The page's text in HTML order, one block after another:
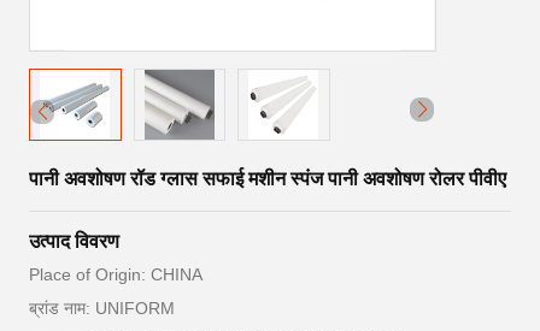
पानी अवशोषण रॉड ग्लास सफाई मशीन स्पंज पानी अवशोषण रोलर पीवीए
उत्पाद विवरण
Place of Origin: CHINA
ब्रांड नाम: UNIFORM